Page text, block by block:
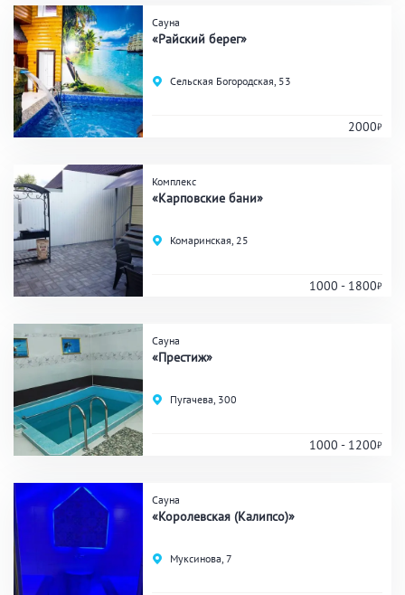
Развлечения
Бильярд
Кальян
Кухня
Мангал/ барбекю
Заказ по меню
Ресторан/ бар
Удобства
На берегу водоема
Комната отдыха
Детская комната
Сеновал
ПРИМЕНИТЬ ФИЛЬТРЫ ЗАКРЫТЬ
Сауна
«Райский берег»
Сельская Богородская, 53
2000
Комплекс
«Карповские бани»
Комаринская, 25
1000 - 1800
Сауна
«Престиж»
Пугачева, 300
1000 - 1200
Сауна
«Королевская (Калипсо)»
Муксинова, 7